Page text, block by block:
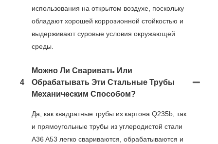
использования на открытом воздухе, поскольку
обладают хорошей коррозионной стойкостью и
выдерживают суровые условия окружающей
среды.
4
Можно Ли Сваривать Или
Обрабатывать Эти Стальные Трубы
Механическим Способом?
Да, как квадратные трубы из картона Q235b, так
и прямоугольные трубы из углеродистой стали
A36 A53 легко свариваются, обрабатываются и